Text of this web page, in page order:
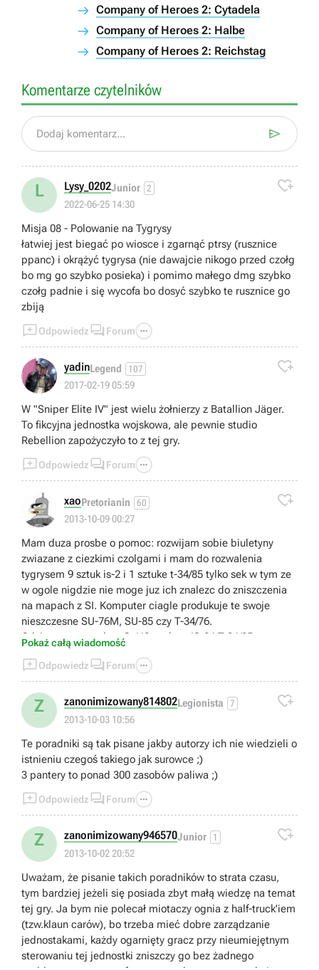
Company of Heroes 2: Cytadela
Company of Heroes 2: Halbe
Company of Heroes 2: Reichstag
Komentarze czytelników
Dodaj komentarz... 
L Lysy_0202Junior 2
2022-06-25 14:30

Misja 08 - Polowanie na Tygrysy
łatwiej jest biegać po wiosce i zgarnąć ptrsy (rusznice
ppanc) i okrążyć tygrysa (nie dawajcie nikogo przed czołg
bo mg go szybko posieka) i pomimo małego dmg szybko
czołg padnie i się wycofa bo dosyć szybko te rusznice go
zbiją
Odpowiedz  Forum 
yadinLegend 107
2017-02-19 05:59

W "Sniper Elite IV" jest wielu żołnierzy z Batallion Jäger.
To fikcyjna jednostka wojskowa, ale pewnie studio
Rebellion zapożyczyło to z tej gry.
Odpowiedz  Forum 
xaoPretorianin 60
2013-10-09 00:27

Mam duza prosbe o pomoc: rozwijam sobie biuletyny
zwiazane z ciezkimi czolgami i mam do rozwalenia
tygrysem 9 sztuk is-2 i 1 sztuke t-34/85 tylko sek w tym ze
w ogole nigdzie nie moge juz ich znalezc do zniszczenia
na mapach z SI. Komputer ciagle produkuje te swoje
nieszczesne SU-76M, SU-85 czy T-34/76.
Gdzie moge w calym CoH2 znalezc IS-2 i T-34/85 na
Pokaż całą wiadomość
Odpowiedz  Forum 
Z zanonimizowany814802Legionista 7
2013-10-03 10:56

Te poradniki są tak pisane jakby autorzy ich nie wiedzieli o
istnieniu czegoś takiego jak surowce ;)
3 pantery to ponad 300 zasobów paliwa ;)
Odpowiedz  Forum 
Z zanonimizowany946570Junior 1
2013-10-02 20:52

Uważam, że pisanie takich poradników to strata czasu,
tym bardziej jeżeli się posiada zbyt małą wiedzę na temat
tej gry. Ja bym nie polecał miotaczy ognia z half-truck'iem
(tzw.klaun carów), bo trzeba mieć dobre zarządzanie
jednostakami, każdy ogarnięty gracz przy nieumiejętnym
sterowaniu tej jednostki zniszczy go bez żadnego